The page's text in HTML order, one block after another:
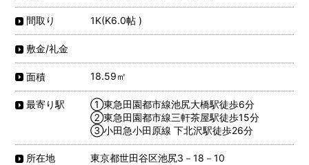
間取り 1K(K6.0帖 )
敷金/礼金
面積 18.59㎡
最寄り駅
①東急田園都市線池尻大橋駅徒歩6分
②東急田園都市線三軒茶屋駅徒歩15分
③小田急小田原線 下北沢駅徒歩26分
所在地 東京都世田谷区池尻3－18－10